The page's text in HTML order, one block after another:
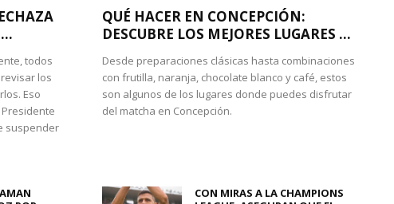
todos
los
Eso
suspender
QUÉ HACER EN CONCEPCIÓN:
DESCUBRE LOS MEJORES LUGARES ...
Desde preparaciones clásicas hasta combinaciones
con frutilla, naranja, chocolate blanco y café, estos
son algunos de los lugares donde puedes disfrutar
del matcha en Concepción.
CON MIRAS A LA CHAMPIONS